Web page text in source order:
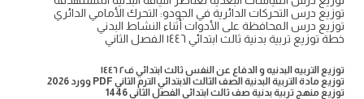
توزيع درس التحركات الدائرية في الجودو: التحرك الأمامي الدائري
توزيع درس المحافظة على الأدوات أثناء النشاط البدني
خطة توزيع تربية بدنية ثالث ابتدائي ١٤٤٦ الفصل الثاني
توزيع التربيه البدنيه و الدفاع عن النفس ثالث ابتدائي ف٢ ١٤٤٦
توزيع مادة التربية البدنية الصف الثالث الابتدائي الترم الثاني PDF وورد 2026
توزيع منهج تربية بدنية صف ثالث ابتدائي الفصل الثاني 1446